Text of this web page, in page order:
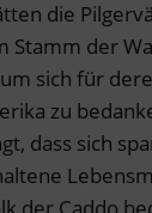
die
Stamm der
sich für
zu
dass sich
der Caddo